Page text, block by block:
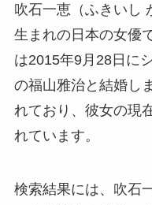
吹石一恵（ふきいし
生まれの日本の女優
は2015年9月28日に
の福山雅治と結婚し
れており、彼女の現
れています。
検索結果には、吹石